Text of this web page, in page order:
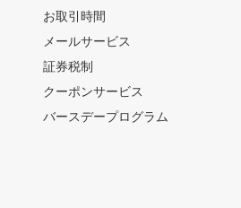
お取引時間
メールサービス
証券税制
クーポンサービス
バースデープログラム